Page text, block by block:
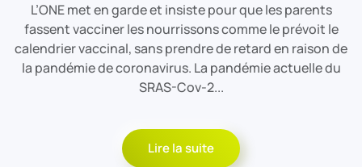
L’ONE met en garde et insiste pour que les parents
fassent vacciner les nourrissons comme le prévoit le
calendrier vaccinal, sans prendre de retard en raison de
la pandémie de coronavirus. La pandémie actuelle du
SRAS-Cov-2...
Lire la suite